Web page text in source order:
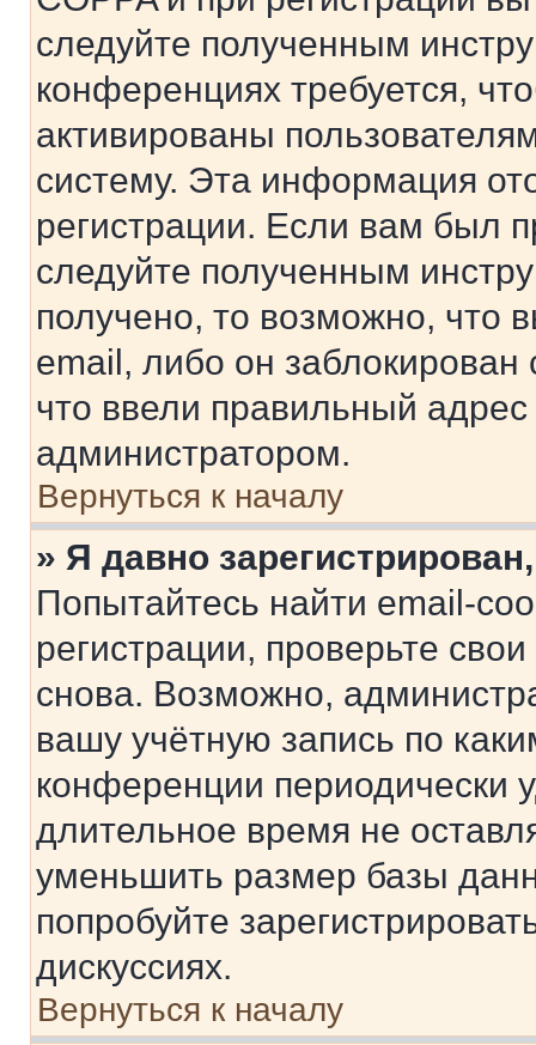
следуйте полученным
конференциях требуется,
активированы
систему. Эта информация
регистрации. Если вам был
следуйте полученным
получено, то возможно, что
email, либо он
что ввели правильный адрес
администратором.
Вернуться к началу
» Я давно
Попытайтесь найти email-
регистрации, проверьте
снова. Возможно,
вашу учётную запись по
конференции периодически
длительное время не
уменьшить размер базы
попробуйте
дискуссиях.
Вернуться к началу